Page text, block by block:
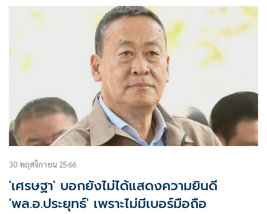
30 พฤศจิกายน 2566
'เศรษฐา' บอกยังไม่ได้แสดงความยินดี
'พล.อ.ประยุทธ์' เพราะไม่มีเบอร์มือถือ